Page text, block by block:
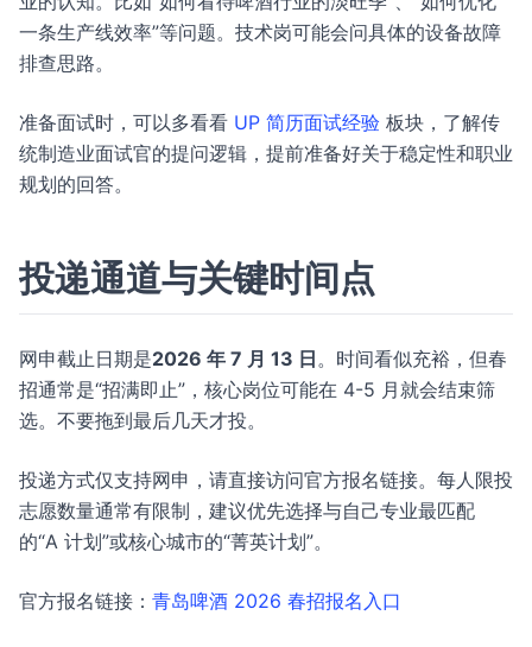
一条生产线效率”等问题。技术岗可能会问具体的设备故障
排查思路。
准备面试时，可以多看看 UP 简历面试经验 板块，了解传
统制造业面试官的提问逻辑，提前准备好关于稳定性和职业
规划的回答。
投递通道与关键时间点
网申截止日期是2026 年 7 月 13 日。时间看似充裕，但春
招通常是“招满即止”，核心岗位可能在 4-5 月就会结束筛
选。不要拖到最后几天才投。
投递方式仅支持网申，请直接访问官方报名链接。每人限投
志愿数量通常有限制，建议优先选择与自己专业最匹配
的“A 计划”或核心城市的“菁英计划”。
官方报名链接： 青岛啤酒 2026 春招报名入口